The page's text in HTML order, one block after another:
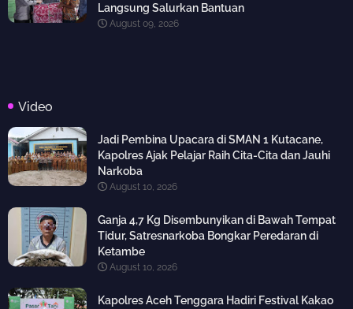
Langsung Salurkan Bantuan
August 09, 2026
Video
Jadi Pembina Upacara di SMAN 1 Kutacane,
Kapolres Ajak Pelajar Raih Cita-Cita dan Jauhi
Narkoba
August 10, 2026
Ganja 4,7 Kg Disembunyikan di Bawah Tempat
Tidur, Satresnarkoba Bongkar Peredaran di
Ketambe
August 10, 2026
Kapolres Aceh Tenggara Hadiri Festival Kakao